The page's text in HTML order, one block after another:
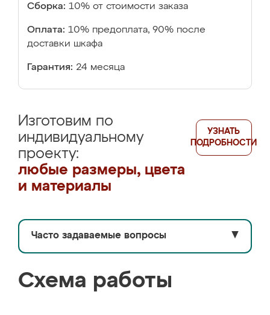
Сборка: 10% от стоимости заказа
Оплата: 10% предоплата, 90% после
доставки шкафа
Гарантия: 24 месяца
Изготовим по
индивидуальному
проекту:
любые размеры, цвета
и материалы
УЗНАТЬ
ПОДРОБНОСТИ
Часто задаваемые вопросы ▼
Схема работы